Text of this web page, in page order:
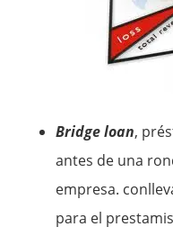
Bridge loan,
antes de una
empresa.
para el